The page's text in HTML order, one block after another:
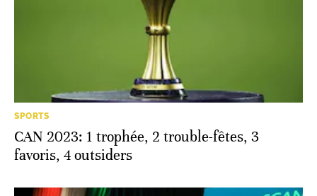
SPORTS
CAN 2023: 1 trophée, 2 trouble-fêtes, 3
favoris, 4 outsiders